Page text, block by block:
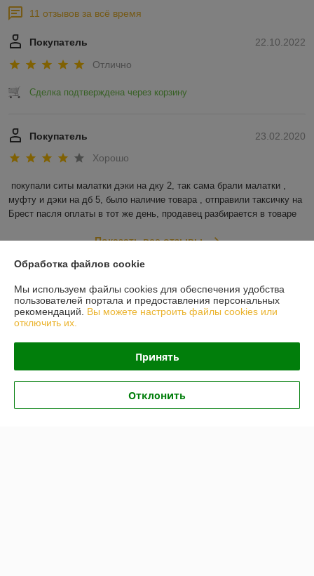
11 отзывов за всё время
22.10.2022
Покупатель
Отлично
Сделка подтверждена через корзину
23.02.2020
Покупатель
Хорошо
покупали ситы малатки дэки на дку 2, так сама брали малатки ,
муфту и дэки на дб 5, было наличие товара , отправили таксичку на
Брест пасля оплаты в тот же день, продавец разбирается в товаре
Показать все отзывы
О нас
Контакты
Обработка файлов cookie
Мы используем файлы cookies для обеспечения удобства
пользователей портала и предоставления персональных
рекомендаций. Вы можете настроить файлы cookies или
отключить их.
Принять
Отклонить